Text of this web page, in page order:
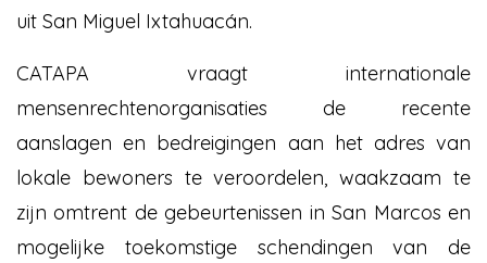
uit San Miguel Ixtahuacán.
CATAPA vraagt internationale
mensenrechtenorganisaties de recente
aanslagen en bedreigingen aan het adres van
lokale bewoners te veroordelen, waakzaam te
zijn omtrent de gebeurtenissen in San Marcos en
mogelijke toekomstige schendingen van de